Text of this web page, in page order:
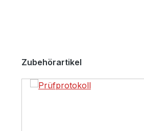
Produktgalerie überspringen
Zubehörartikel